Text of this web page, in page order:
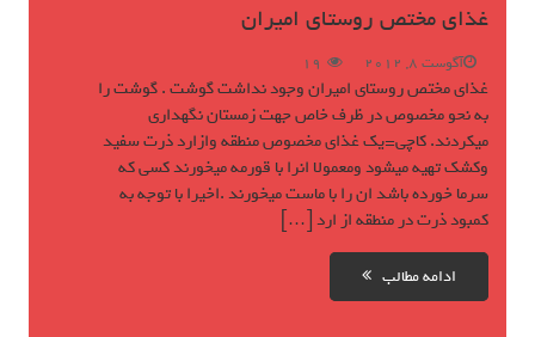
غذای مختص روستای امیران
آگوست 8, 2012 19
غذای مختص روستای امیران وجود نداشت گوشت . گوشت را
به نحو مخصوص در ظرف خاص جهت زمستان نگهداری
میکردند. کاچی=یک غذای مخصوص منطقه وازارد ذرت سفید
وکشک تهیه میشود ومعمولا انرا با قورمه میخورند کسی که
سرما خورده باشد ان را با ماست میخورند .اخیرا با توجه به
کمبود ذرت در منطقه از ارد […]
ادامه مطالب